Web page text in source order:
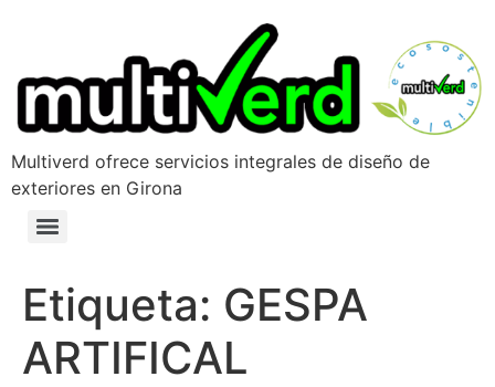
Multiverd ofrece servicios integrales de diseño de
exteriores en Girona
Etiqueta: GESPA
ARTIFICAL